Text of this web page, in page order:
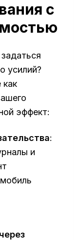
с
усилий?
эффект:
:
и